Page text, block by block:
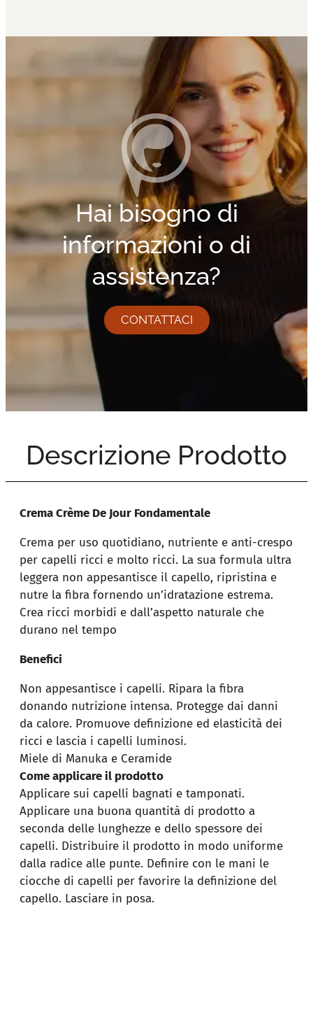
Hai bisogno di
informazioni o di
assistenza?
CONTATTACI
Descrizione Prodotto
Crema Crème De Jour Fondamentale
Crema per uso quotidiano, nutriente e anti-crespo
per capelli ricci e molto ricci. La sua formula ultra
leggera non appesantisce il capello, ripristina e
nutre la fibra fornendo un’idratazione estrema.
Crea ricci morbidi e dall’aspetto naturale che
durano nel tempo
Benefici
Non appesantisce i capelli. Ripara la fibra
donando nutrizione intensa. Protegge dai danni
da calore. Promuove definizione ed elasticità dei
ricci e lascia i capelli luminosi.
Miele di Manuka e Ceramide
Come applicare il prodotto
Applicare sui capelli bagnati e tamponati.
Applicare una buona quantità di prodotto a
seconda delle lunghezze e dello spessore dei
capelli. Distribuire il prodotto in modo uniforme
dalla radice alle punte. Definire con le mani le
ciocche di capelli per favorire la definizione del
capello. Lasciare in posa.